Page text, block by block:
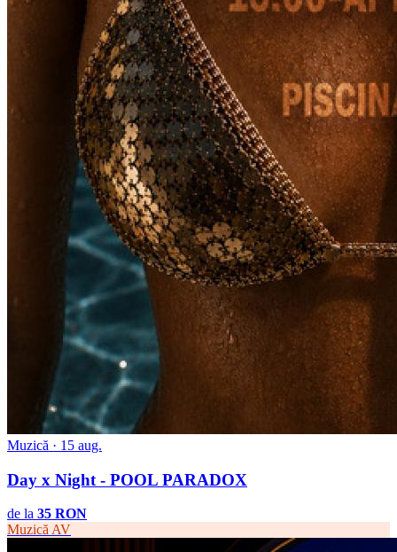
Muzică · 15 aug.
Day x Night - POOL PARADOX
de la 35 RON
Muzică AV